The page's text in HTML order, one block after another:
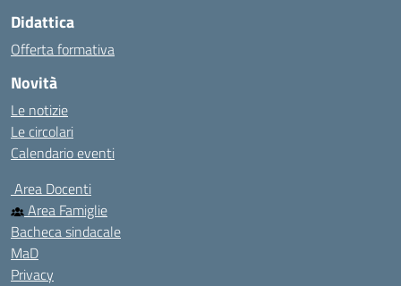
Didattica
Offerta formativa
Novità
Le notizie
Le circolari
Calendario eventi
Area Docenti
Area Famiglie
Bacheca sindacale
MaD
Privacy